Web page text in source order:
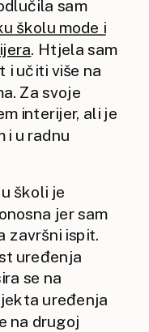
sam
školu mode i
. Htjela sam
i učiti više na
Za svoje
interijer, ali je
i u radnu
školi je
jer sam
završni ispit.
uređenja
se na
uređenja
na drugoj